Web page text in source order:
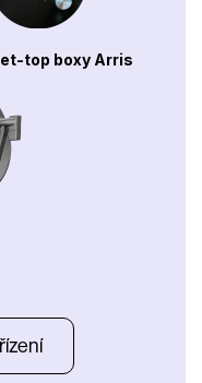
top boxy Arris